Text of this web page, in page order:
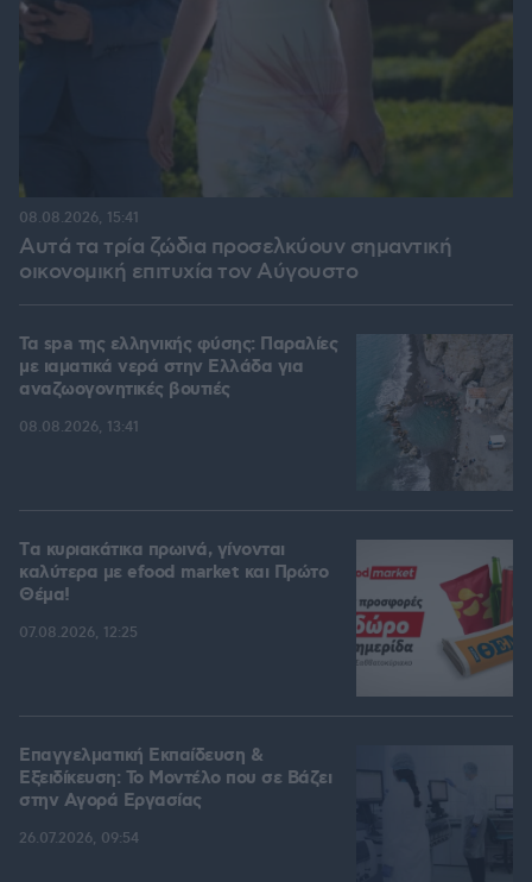
Αυτά τα τρία ζώδια προσελκύουν σημαντική
οικονομική επιτυχία τον Αύγουστο
08.08.2026, 15:41
Τα spa της ελληνικής φύσης: Παραλίες
με ιαματικά νερά στην Ελλάδα για
αναζωογονητικές βουτιές
08.08.2026, 13:41
Tα κυριακάτικα πρωινά, γίνονται
καλύτερα με efood market και Πρώτο
Θέμα!
07.08.2026, 12:25
Επαγγελματική Εκπαίδευση &
Εξειδίκευση: Το Mοντέλο που σε Bάζει
στην Aγορά Eργασίας
26.07.2026, 09:54